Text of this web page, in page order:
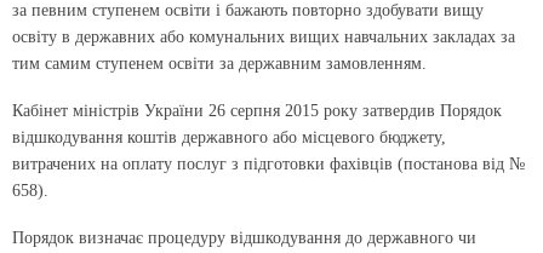
за певним ступенем освіти і бажають повторно здобувати вищу
освіту в державних або комунальних вищих навчальних закладах за
тим самим ступенем освіти за державним замовленням.
Кабінет міністрів України 26 серпня 2015 року затвердив Порядок
відшкодування коштів державного або місцевого бюджету,
витрачених на оплату послуг з підготовки фахівців (постанова від №
658).
Порядок визначає процедуру відшкодування до державного чи